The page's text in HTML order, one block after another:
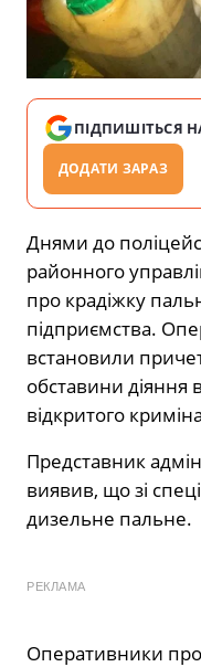
ПІДПИШІТЬСЯ
ДОДАТИ ЗАРАЗ
Днями до
районного
про крадіжку
підприємства.
встановили
обставини
відкритого
Представник
виявив, що зі
дизельне пальне.
РЕКЛАМА
Оперативники